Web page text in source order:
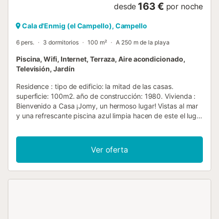
desde 163 € por noche
Cala d'Enmig (el Campello), Campello
6 pers. 3 dormitorios 100 m² A 250 m de la playa
Piscina, Wifi, Internet, Terraza, Aire acondicionado,
Televisión, Jardín
Residence : tipo de edificio: la mitad de las casas.
superficie: 100m2. año de construcción: 1980. Vivienda :
Bienvenido a Casa ¡Jomy, un hermoso lugar! Vistas al mar
y una refrescante piscina azul limpia hacen de este el lugar
Coveta Fuma, cerca de las principales estaciones de playa
como Alicante y Benidorm. Casa Jomy está a sólo 20
minutos del aeropuerto de Alicante-Elche Miguel
Hernández, originalmente llamado El Altet. Si es necesario,
Ver oferta